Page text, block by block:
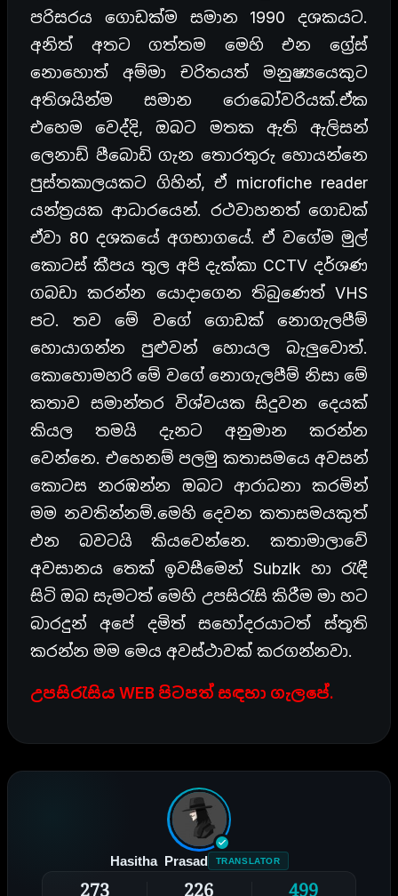
පරිසරය ගොඩක්ම සමාන 1990 දශකයට.
අනිත් අතට ගත්තම මෙහි එන ග්‍රේස්
නොහොත් අම්මා චරිතයත් මනුෂ්‍යයෙකුට
අතිශයින්ම සමාන රොබෝවරියක්.ඒක
එහෙම වෙද්දි, ඔබට මතක ඇති ඇලිසන්
ලෙනාඩ් පීබොඩි ගැන තොරතුරු හොයන්නෙ
පුස්තකාලයකට ගිහින්, ඒ microfiche reader
යන්ත්‍රයක ආධාරයෙන්. රථවාහනත් ගොඩක්
ඒවා 80 දශකයේ අගභාගයේ. ඒ වගේම මුල්
කොටස් කීපය තුල අපි දැක්කා CCTV දර්ශණ
ගබඩා කරන්න යොදාගෙන තිබුණෙත් VHS
පට. තව මේ වගේ ගොඩක් නොගැලපීම්
හොයාගන්න පුළුවන් හොයල බැලුවොත්.
කොහොමහරි මේ වගේ නොගැලපීම් නිසා මේ
කතාව සමාන්තර විශ්වයක සිදුවන දෙයක්
කියල තමයි දැනට අනුමාන කරන්න
වෙන්නෙ. එහෙනම් පලමු කතාසමයෙ අවසන්
කොටස නරඹන්න ඔබට ආරාධනා කරමින්
මම නවතින්නම්.මෙහි දෙවන කතාසමයකුත්
එන බවටයි කියවෙන්නෙ. කතාමාලාවේ
අවසානය තෙක් ඉවසීමෙන් Subzlk හා රැඳී
සිටි ඔබ සැමටත් මෙහි උපසිරැසි කිරීම මා හට
බාරදුන් අපේ දමිත් සහෝදරයාටත් ස්තූති
කරන්න මම මෙය අවස්ථාවක් කරගන්නවා.
උපසිරැසිය WEB පිටපත් සඳහා ගැලපේ.
Hasitha Prasad TRANSLATOR
273 226 499